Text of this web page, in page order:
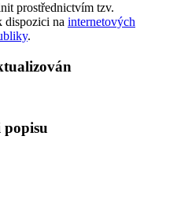
prostřednictvím tzv.
dispozici na internetových
.
popisu